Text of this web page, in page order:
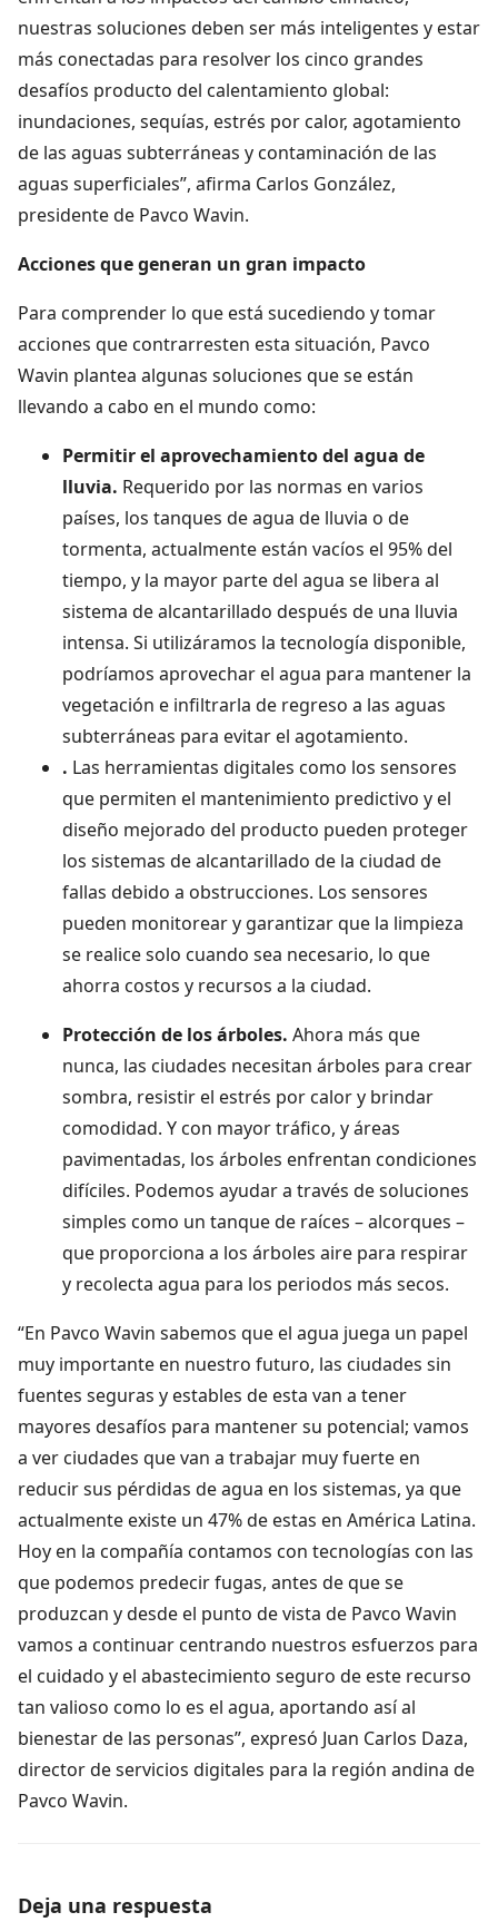
nuestras soluciones deben ser más inteligentes y estar
más conectadas para resolver los cinco grandes
desafíos producto del calentamiento global:
inundaciones, sequías, estrés por calor, agotamiento
de las aguas subterráneas y contaminación de las
aguas superficiales”, afirma Carlos González,
presidente de Pavco Wavin.
Acciones que generan un gran impacto
Para comprender lo que está sucediendo y tomar
acciones que contrarresten esta situación, Pavco
Wavin plantea algunas soluciones que se están
llevando a cabo en el mundo como:
Permitir el aprovechamiento del agua de
lluvia. Requerido por las normas en varios
países, los tanques de agua de lluvia o de
tormenta, actualmente están vacíos el 95% del
tiempo, y la mayor parte del agua se libera al
sistema de alcantarillado después de una lluvia
intensa. Si utilizáramos la tecnología disponible,
podríamos aprovechar el agua para mantener la
vegetación e infiltrarla de regreso a las aguas
subterráneas para evitar el agotamiento.
. Las herramientas digitales como los sensores
que permiten el mantenimiento predictivo y el
diseño mejorado del producto pueden proteger
los sistemas de alcantarillado de la ciudad de
fallas debido a obstrucciones. Los sensores
pueden monitorear y garantizar que la limpieza
se realice solo cuando sea necesario, lo que
ahorra costos y recursos a la ciudad.
Protección de los árboles. Ahora más que
nunca, las ciudades necesitan árboles para crear
sombra, resistir el estrés por calor y brindar
comodidad. Y con mayor tráfico, y áreas
pavimentadas, los árboles enfrentan condiciones
difíciles. Podemos ayudar a través de soluciones
simples como un tanque de raíces – alcorques –
que proporciona a los árboles aire para respirar
y recolecta agua para los periodos más secos.
“En Pavco Wavin sabemos que el agua juega un papel
muy importante en nuestro futuro, las ciudades sin
fuentes seguras y estables de esta van a tener
mayores desafíos para mantener su potencial; vamos
a ver ciudades que van a trabajar muy fuerte en
reducir sus pérdidas de agua en los sistemas, ya que
actualmente existe un 47% de estas en América Latina.
Hoy en la compañía contamos con tecnologías con las
que podemos predecir fugas, antes de que se
produzcan y desde el punto de vista de Pavco Wavin
vamos a continuar centrando nuestros esfuerzos para
el cuidado y el abastecimiento seguro de este recurso
tan valioso como lo es el agua, aportando así al
bienestar de las personas”, expresó Juan Carlos Daza,
director de servicios digitales para la región andina de
Pavco Wavin.
Deja una respuesta